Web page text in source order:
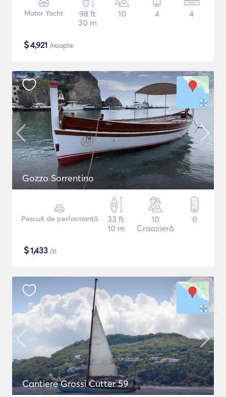
Motor Yacht
98 ft
30 m
10 4 4
$4,921 /noapte
Gozzo Sorrentino
Pescuit de performanță
33 ft
10 m
10
Croazieră
0
$1,433 /zi
Cantiere Grossi Cutter 59